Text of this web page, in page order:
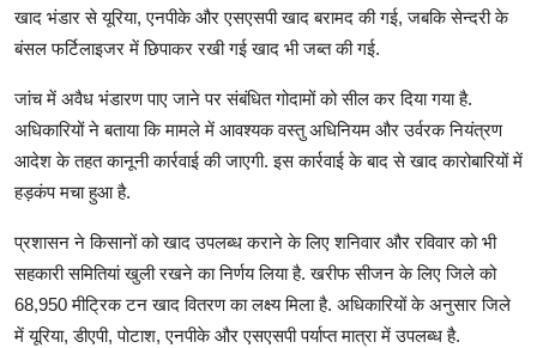
खाद भंडार से यूरिया, एनपीके और एसएसपी खाद बरामद की गई, जबकि सेन्दरी के
बंसल फर्टिलाइजर में छिपाकर रखी गई खाद भी जब्त की गई.
जांच में अवैध भंडारण पाए जाने पर संबंधित गोदामों को सील कर दिया गया है.
अधिकारियों ने बताया कि मामले में आवश्यक वस्तु अधिनियम और उर्वरक नियंत्रण
आदेश के तहत कानूनी कार्रवाई की जाएगी. इस कार्रवाई के बाद से खाद कारोबारियों में
हड़कंप मचा हुआ है.
प्रशासन ने किसानों को खाद उपलब्ध कराने के लिए शनिवार और रविवार को भी
सहकारी समितियां खुली रखने का निर्णय लिया है. खरीफ सीजन के लिए जिले को
68,950 मीट्रिक टन खाद वितरण का लक्ष्य मिला है. अधिकारियों के अनुसार जिले
में यूरिया, डीएपी, पोटाश, एनपीके और एसएसपी पर्याप्त मात्रा में उपलब्ध है.